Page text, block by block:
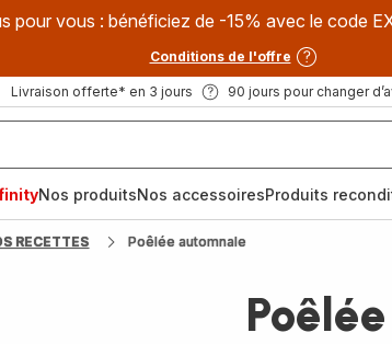
pour vous : bénéficiez de -15% avec le code
Conditions de l'offre
Livraison offerte* en 3 jours 90 jours pour changer
Nos produitsNos accessoiresProduits
RECETTES Poêlée automnale